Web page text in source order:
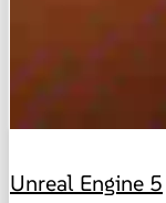
Unreal Engine 5